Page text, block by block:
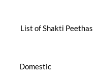
List of Shakti Peethas
Domestic